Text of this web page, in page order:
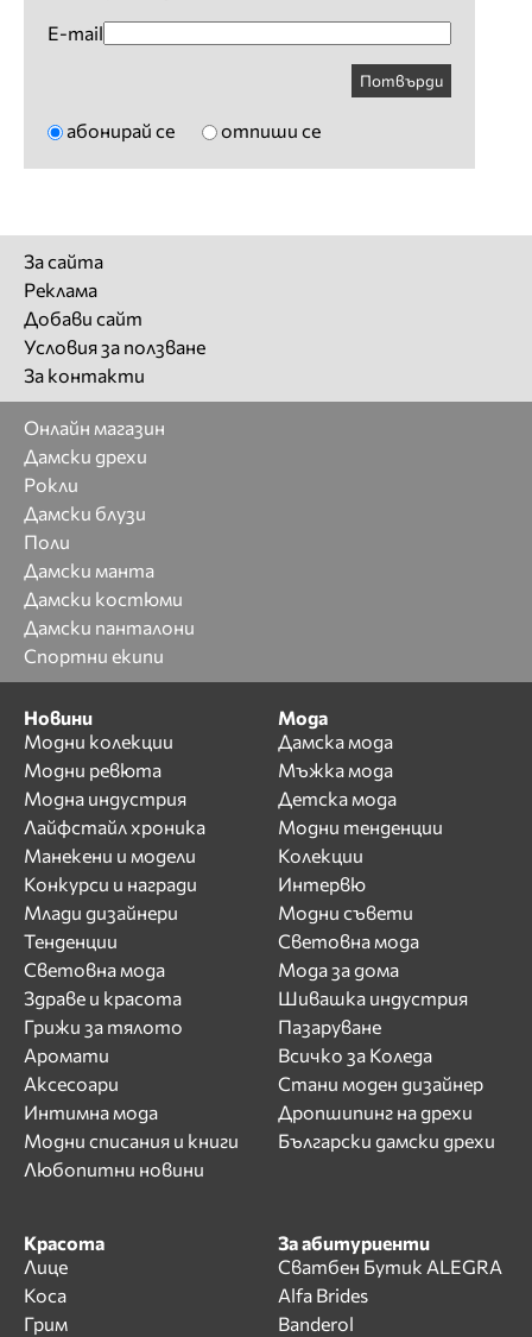
E-mail
Потвърди
абонирай се отпиши се
За сайта
Реклама
Добави сайт
Условия за ползване
За контакти
Онлайн магазин
Дамски дрехи
Рокли
Дамски блузи
Поли
Дамски манта
Дамски костюми
Дамски панталони
Спортни екипи
Новини
Модни колекции
Модни ревюта
Модна индустрия
Лайфстайл хроника
Манекени и модели
Конкурси и награди
Млади дизайнери
Тенденции
Световна мода
Здраве и красота
Грижи за тялото
Аромати
Аксесоари
Интимна мода
Модни списания и книги
Любопитни новини
Мода
Дамска мода
Мъжка мода
Детска мода
Модни тенденции
Колекции
Интервю
Модни съвети
Световна мода
Мода за дома
Шивашка индустрия
Пазаруване
Всичко за Коледа
Стани моден дизайнер
Дропшипинг на дрехи
Български дамски дрехи
Красота
Лице
Коса
Грим
За абитуриенти
Сватбен Бутик ALEGRA
Alfa Brides
Banderol